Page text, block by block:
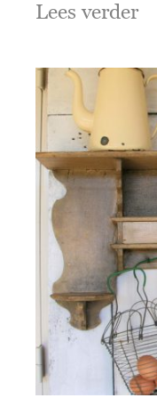
Lees verder